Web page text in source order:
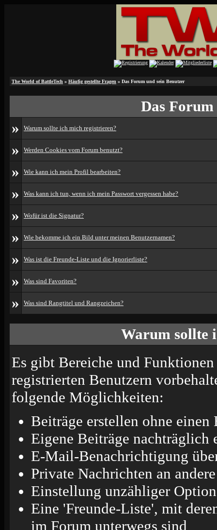
The World of BattleTech » Häufig gestellte Fragen » Das Forum und sein Benutzer
Das
»
Warum sollte ich mich registrieren?
» Werden Cookies vom Forum benutzt?
» Wie kann ich mein Profil bearbeiten?
» Was kann ich tun, wenn ich mein Passwort vergessen habe?
» Wofür ist die Signatur?
» Wie bekomme ich ein Bild unter meinen Benutzernamen?
» Was ist die Freunde-Liste und die Ignorierliste?
» Was sind Favoriten?
» Was sind Rangtitel und Rangzeichen?
Warum sollte
Es gibt Bereiche und
registrierten Benutzern
folgende Möglichkeiten:
Beiträge erstellen ohne einen
Eigene Beiträge nachträglich
E-Mail-Benachrichtigung
Private Nachrichten an
Einstellung unzähliger
Eine 'Freunde-Liste', mit
im Forum unterwegs sind